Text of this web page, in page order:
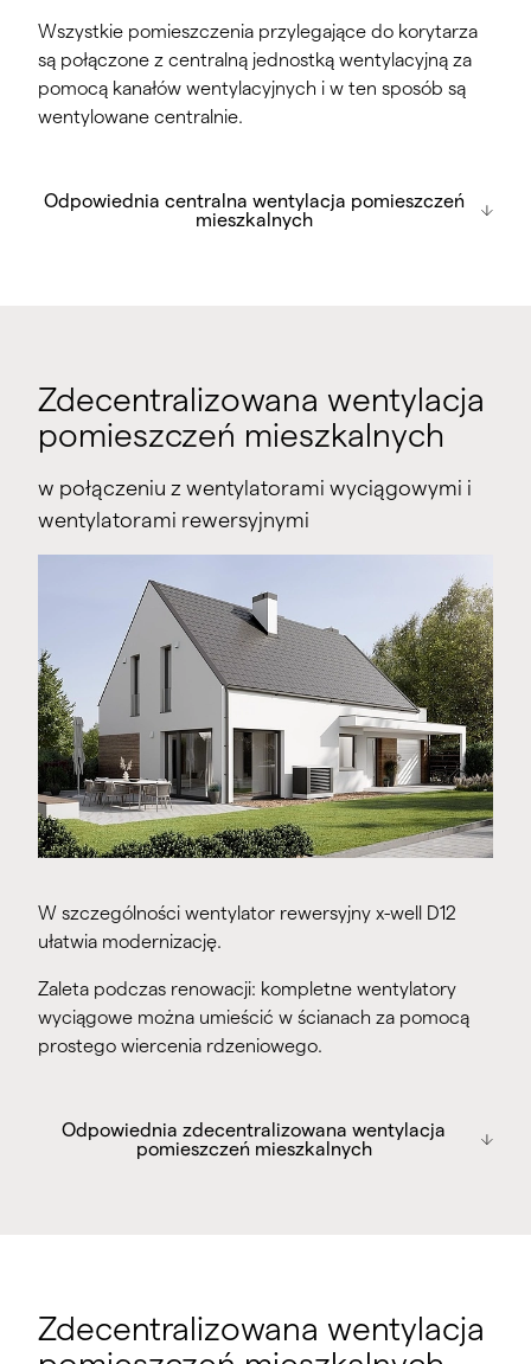
Wszystkie pomieszczenia przylegające do korytarza
są połączone z centralną jednostką wentylacyjną za
pomocą kanałów wentylacyjnych i w ten sposób są
wentylowane centralnie.
pomieszczeń mieszkalnych
do ok. 210 m² przestrzeni mieszkalnej
Odpowiednia centralna wentylacja pomieszczeń
mieszkalnych
Zdecentralizowana wentylacja
pomieszczeń mieszkalnych
w połączeniu z wentylatorami wyciągowymi i
wentylatorami rewersyjnymi
W szczególności wentylator rewersyjny x-well D12
ułatwia modernizację.
Zaleta podczas renowacji: kompletne wentylatory
wyciągowe można umieścić w ścianach za pomocą
prostego wiercenia rdzeniowego.
wentylacja pomieszczeń mieszkalnych
x studzienka D11 Wentylator rewersyjny
Odpowiednia zdecentralizowana wentylacja
pomieszczeń mieszkalnych
Zdecentralizowana wentylacja